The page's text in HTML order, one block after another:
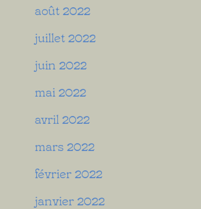
août 2022
juillet 2022
juin 2022
mai 2022
avril 2022
mars 2022
février 2022
janvier 2022